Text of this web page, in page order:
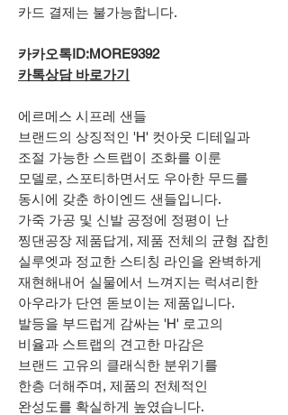
카드 결제는 불가능합니다.
카카오톡ID:MORE9392
카톡상담 바로가기
에르메스 시프레 샌들
브랜드의 상징적인 'H' 컷아웃 디테일과
조절 가능한 스트랩이 조화를 이룬
모델로, 스포티하면서도 우아한 무드를
동시에 갖춘 하이엔드 샌들입니다.
가죽 가공 및 신발 공정에 정평이 난
찡댄공장 제품답게, 제품 전체의 균형 잡힌
실루엣과 정교한 스티칭 라인을 완벽하게
재현해내어 실물에서 느껴지는 럭셔리한
아우라가 단연 돋보이는 제품입니다.
발등을 부드럽게 감싸는 'H' 로고의
비율과 스트랩의 견고한 마감은
브랜드 고유의 클래식한 분위기를
한층 더해주며, 제품의 전체적인
완성도를 확실하게 높였습니다.